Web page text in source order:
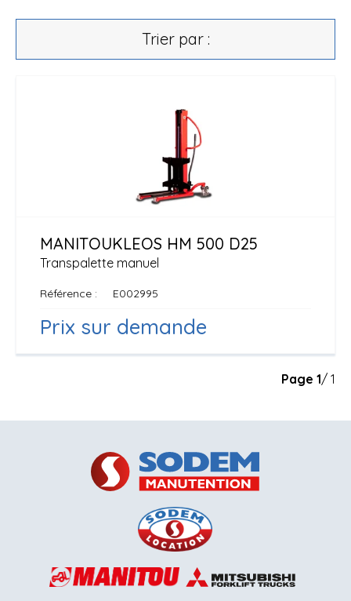
Trier par :
Transpalette manuel
MANITOUKLEOS HM 500 D25
Référence E002995
Prix sur demande
Page 1/ 1